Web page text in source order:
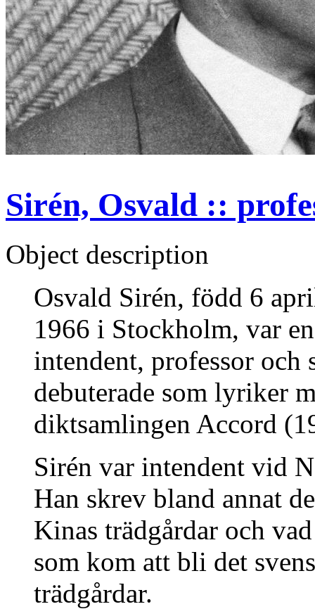
Sirén, Osvald ::
Object description
Osvald Sirén, född 6
1966 i Stockholm, var
intendent, professor och
debuterade som lyriker
diktsamlingen Accord
Sirén var intendent vid
Han skrev bland annat
Kinas trädgårdar och
som kom att bli det
trädgårdar.